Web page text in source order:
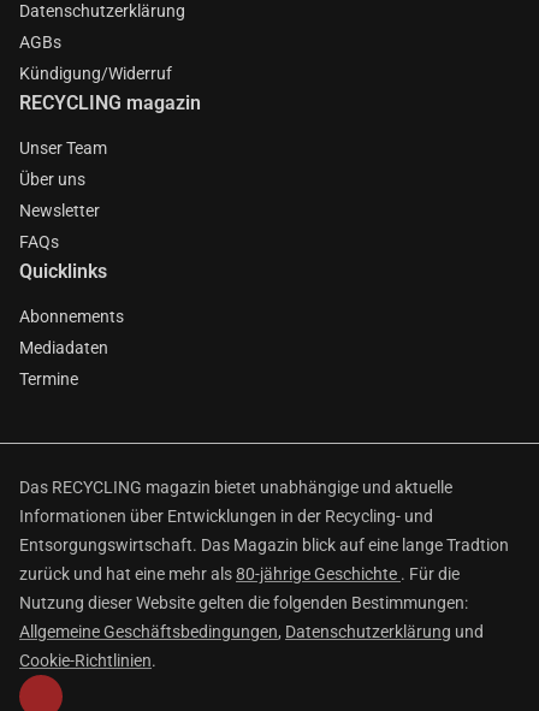
Datenschutzerklärung
AGBs
Kündigung/Widerruf
RECYCLING magazin
Unser Team
Über uns
Newsletter
FAQs
Quicklinks
Abonnements
Mediadaten
Termine
Das RECYCLING magazin bietet unabhängige und aktuelle
Informationen über Entwicklungen in der Recycling- und
Entsorgungswirtschaft. Das Magazin blick auf eine lange Tradtion
zurück und hat eine mehr als80-jährige Geschichte . Für die
Nutzung dieser Website gelten die folgenden Bestimmungen:
Allgemeine Geschäftsbedingungen, Datenschutzerklärung und
Cookie-Richtlinien.